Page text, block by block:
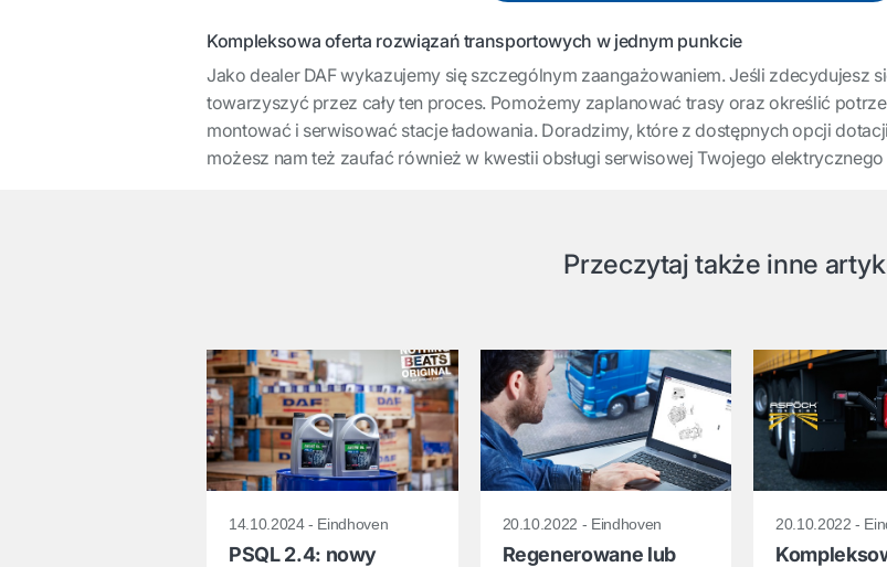
Kompleksowa oferta rozwiązań transportowych w jednym punkcie
Jako dealer DAF wykazujemy się szczególnym zaangażowaniem. Jeśli zdecydujesz
towarzyszyć przez cały ten proces. Pomożemy zaplanować trasy oraz określić
montować i serwisować stacje ładowania. Doradzimy, które z dostępnych opcji
możesz nam też zaufać również w kwestii obsługi serwisowej Twojego elektrycznego
Przeczytaj także inne
14.10.2024 - Eindhoven
PSQL 2.4: nowy
20.10.2022 - Eindhoven
Regenerowane lub
20.10.2022 -